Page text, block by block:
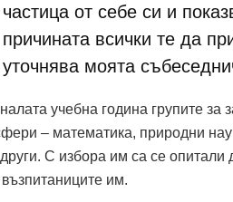
частица от себе си и
причината всички те да
уточнява моята
учебна година групите
– математика, природни
С избора им са се опитали
им.